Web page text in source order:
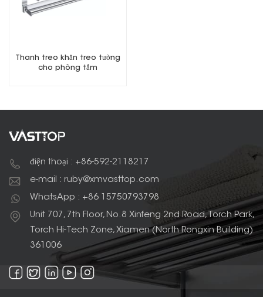
Thanh treo khăn treo tường
cho phòng tắm
điện thoại : +86-592-2118217
e-mail : ruby@xmvasttop.com
WhatsApp : +86 15750793798
Unit 707, 7th Floor, No.8 Xinfeng 2nd Road, Torch Park,
Torch Hi-Tech Zone, Xiamen (North Rongxin Building)
361006